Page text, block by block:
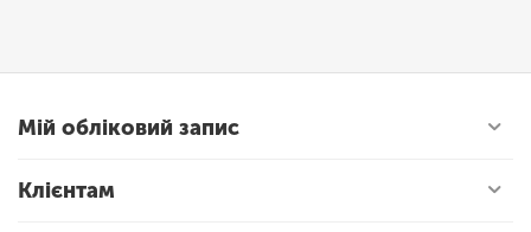
Мій обліковий запис
Клієнтам